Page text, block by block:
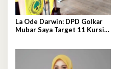
La Ode Darwin: DPD Golkar
Mubar Saya Target 11 Kursi